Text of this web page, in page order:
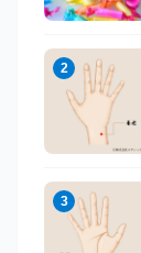
2
3